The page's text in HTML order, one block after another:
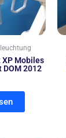
Mobiles
2012